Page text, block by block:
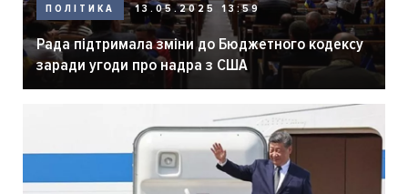
ПОЛІТИКА 13.05.2025 13:59
Рада підтримала зміни до Бюджетного кодексу
заради угоди про надра з США